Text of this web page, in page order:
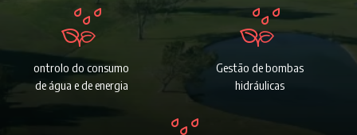
ontrolo do consumo
de água e de energia
Gestão de bombas
hidráulicas